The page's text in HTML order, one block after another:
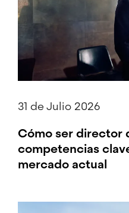
31 de Julio 2026
Cómo ser director
competencias
mercado actual